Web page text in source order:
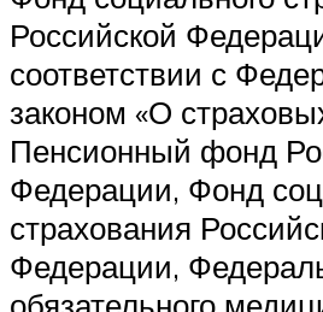
Российской
соответствии с
законом «О
Пенсионный фонд
Федерации, Фонд
страхования
Федерации,